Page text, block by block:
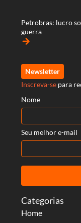
Categorias
Home
Petrobras: lucro
guerra
arrow_forward
Newsletter
Inscreva-se para
Nome
Seu melhor e-mail